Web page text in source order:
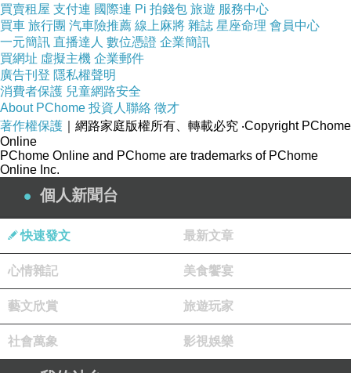
買賣租屋 支付連 國際連 Pi 拍錢包 旅遊 服務中心
買車 旅行團 汽車險推薦 線上麻將 雜誌 星座命理 會員中心
一元簡訊 直播達人 數位憑證 企業簡訊
買網址 虛擬主機 企業郵件
廣告刊登 隱私權聲明
消費者保護 兒童網路安全
About PChome 投資人聯絡 徵才
著作權保護 ｜網路家庭版權所有、轉載必究 ‧Copyright PChome
Online
PChome Online and PChome are trademarks of PChome
Online Inc.
個人新聞台
快速發文 最新文章
心情雜記 美食饗宴
藝文欣賞 旅遊玩家
社會萬象 影視娛樂